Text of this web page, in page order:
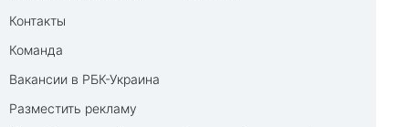
Контакты
Команда
Вакансии в РБК-Украина
Разместить рекламу